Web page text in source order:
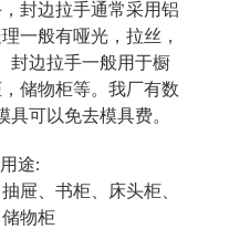
封边拉手通常采用铝
一般有哑光，拉丝，
封边拉手一般用于橱
储物柜等。我厂有数
具可以免去模具费。
途:
屉、书柜、床头柜、
物柜